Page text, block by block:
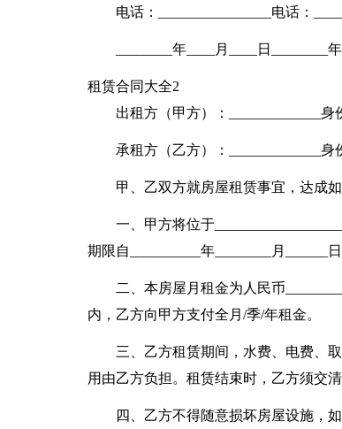
电话：________________电话：
________年____月____日________
租赁合同大全2
出租方（甲方）：_____________身
承租方（乙方）：_____________身
甲、乙双方就房屋租赁事宜，达成如
一、甲方将位于
期限自__________年________月______
二、本房屋月租金为人民币
内，乙方向甲方支付全月/季/年租金。
三、乙方租赁期间，水费、电费、
用由乙方负担。租赁结束时，乙方须交清
四、乙方不得随意损坏房屋设施，